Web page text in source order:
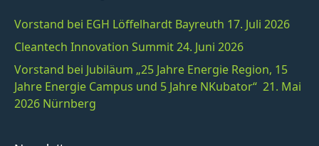
Vorstand bei EGH Löffelhardt Bayreuth 17. Juli 2026
Cleantech Innovation Summit 24. Juni 2026
Vorstand bei Jubiläum „25 Jahre Energie Region, 15
Jahre Energie Campus und 5 Jahre NKubator“ 21. Mai
2026 Nürnberg